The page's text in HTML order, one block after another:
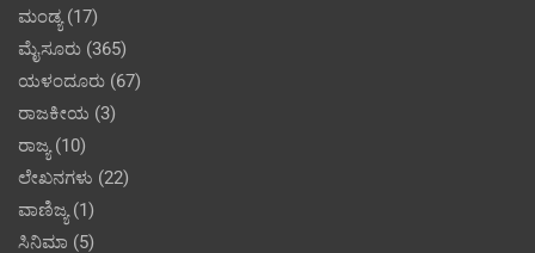
ಮಂಡ್ಯ(17)
ಮೈಸೂರು (365)
ಯಳಂದೂರು (67)
ರಾಜಕೀಯ (3)
ರಾಜ್ಯ(10)
ಲೇಖನಗಳು (22)
ವಾಣಿಜ್ಯ(1)
ಸಿನಿಮಾ (5)